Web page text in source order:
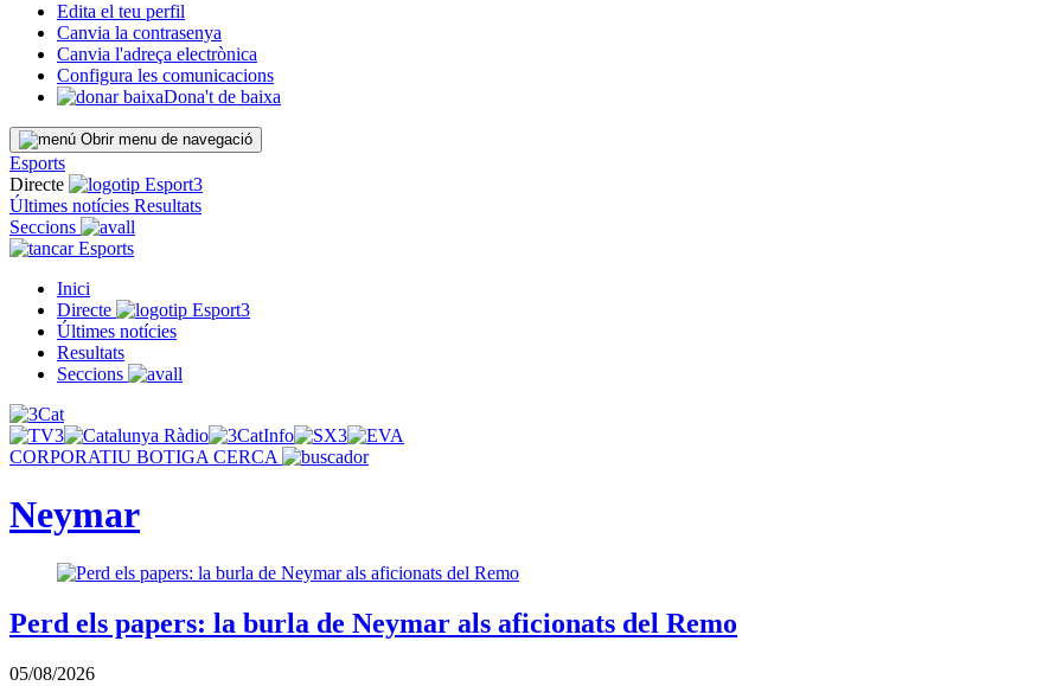
Edita el teu perfil
Canvia la contrasenya
Canvia l'adreça electrònica
Configura les comunicacions
Dona't de baixa
Obrir menu de navegació
Esports
Directe
Últimes notícies Resultats
Seccions
Esports
Inici
Directe
Últimes notícies
Resultats
Seccions
CORPORATIU BOTIGA CERCA
Neymar
Perd els papers: la burla de Neymar als aficionats del Remo
05/08/2026